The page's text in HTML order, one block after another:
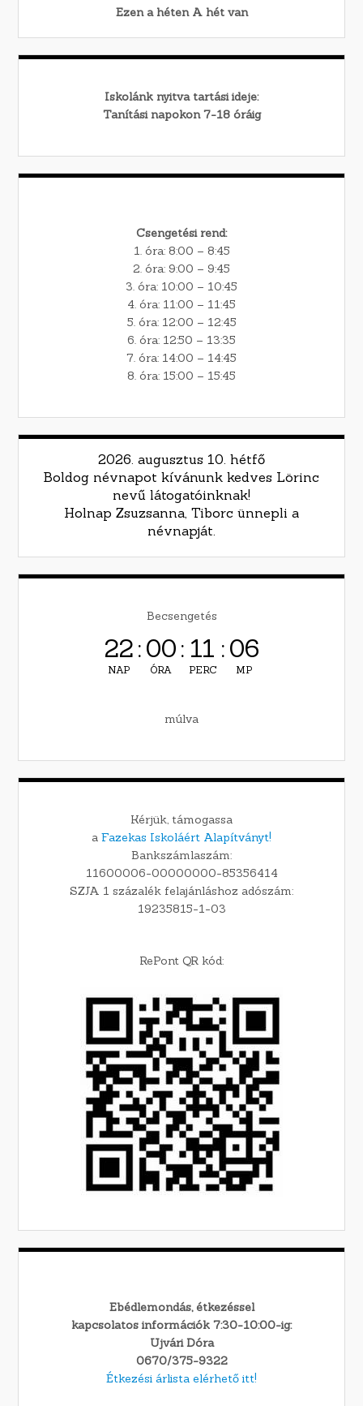
Ezen a héten Ahét van
Iskolánk nyitva tartási ideje:
Tanítási napokon 7-18 óráig
Csengetési rend:
1. óra: 8:00 – 8:45
2. óra: 9:00 – 9:45
3. óra: 10:00 – 10:45
4. óra: 11:00 – 11:45
5. óra: 12:00 – 12:45
6. óra: 12:50 – 13:35
7. óra: 14:00 – 14:45
8. óra: 15:00 – 15:45
2026. augusztus 10. hétfő
Boldog névnapot kívánunk kedves Lörinc
nevű látogatóinknak!
Holnap Zsuzsanna, Tiborc ünnepli a
névnapját.
Becsengetés
22
NAP
:00
ÓRA
: 11
PERC
:05
MP
múlva
Kérjük, támogassa
a Fazekas Iskoláért Alapítványt!
Bankszámlaszám:
11600006-00000000-85356414
SZJA 1 százalék felajánláshoz adószám:
19235815-1-03
RePont QR kód:
Ebédlemondás, étkezéssel
kapcsolatos információk 7:30-10:00-ig:
Ujvári Dóra
0670/375-9322
Étkezési árlista elérhető itt!